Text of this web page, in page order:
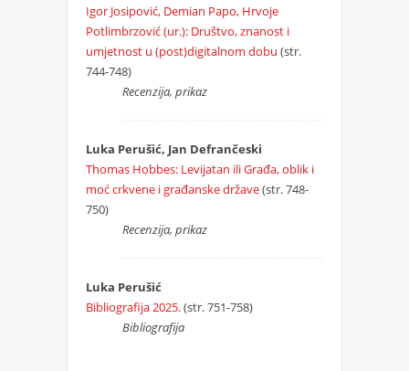
Igor Josipović, Demian Papo, Hrvoje
Potlimbrzović (ur.): Društvo, znanost i
umjetnost u (post)digitalnom dobu (str.
744-748)
Recenzija, prikaz
Luka Perušić, Jan Defrančeski
Thomas Hobbes: Levijatan ili Građa, oblik i
moć crkvene i građanske države(str. 748-
750)
Recenzija, prikaz
Luka Perušić
Bibliografija 2025.(str. 751-758)
Bibliografija